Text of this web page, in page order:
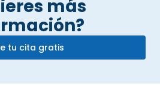
más
tu cita gratis